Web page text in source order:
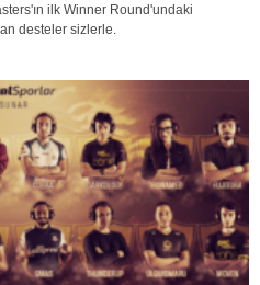
ilk Winner Round'undaki
desteler sizlerle.